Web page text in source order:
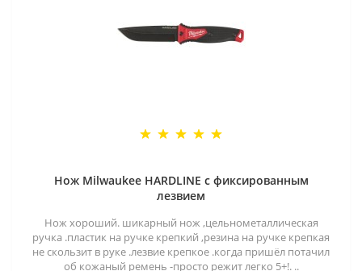
Нож Milwaukee HARDLINE с фиксированным
лезвием
Нож хороший. шикарный нож ,цельнометаллическая
ручка .пластик на ручке крепкий ,резина на ручке крепкая
не скользит в руке .лезвие крепкое .когда пришёл потачил
об кожаный ремень -просто режит легко 5+!. ..